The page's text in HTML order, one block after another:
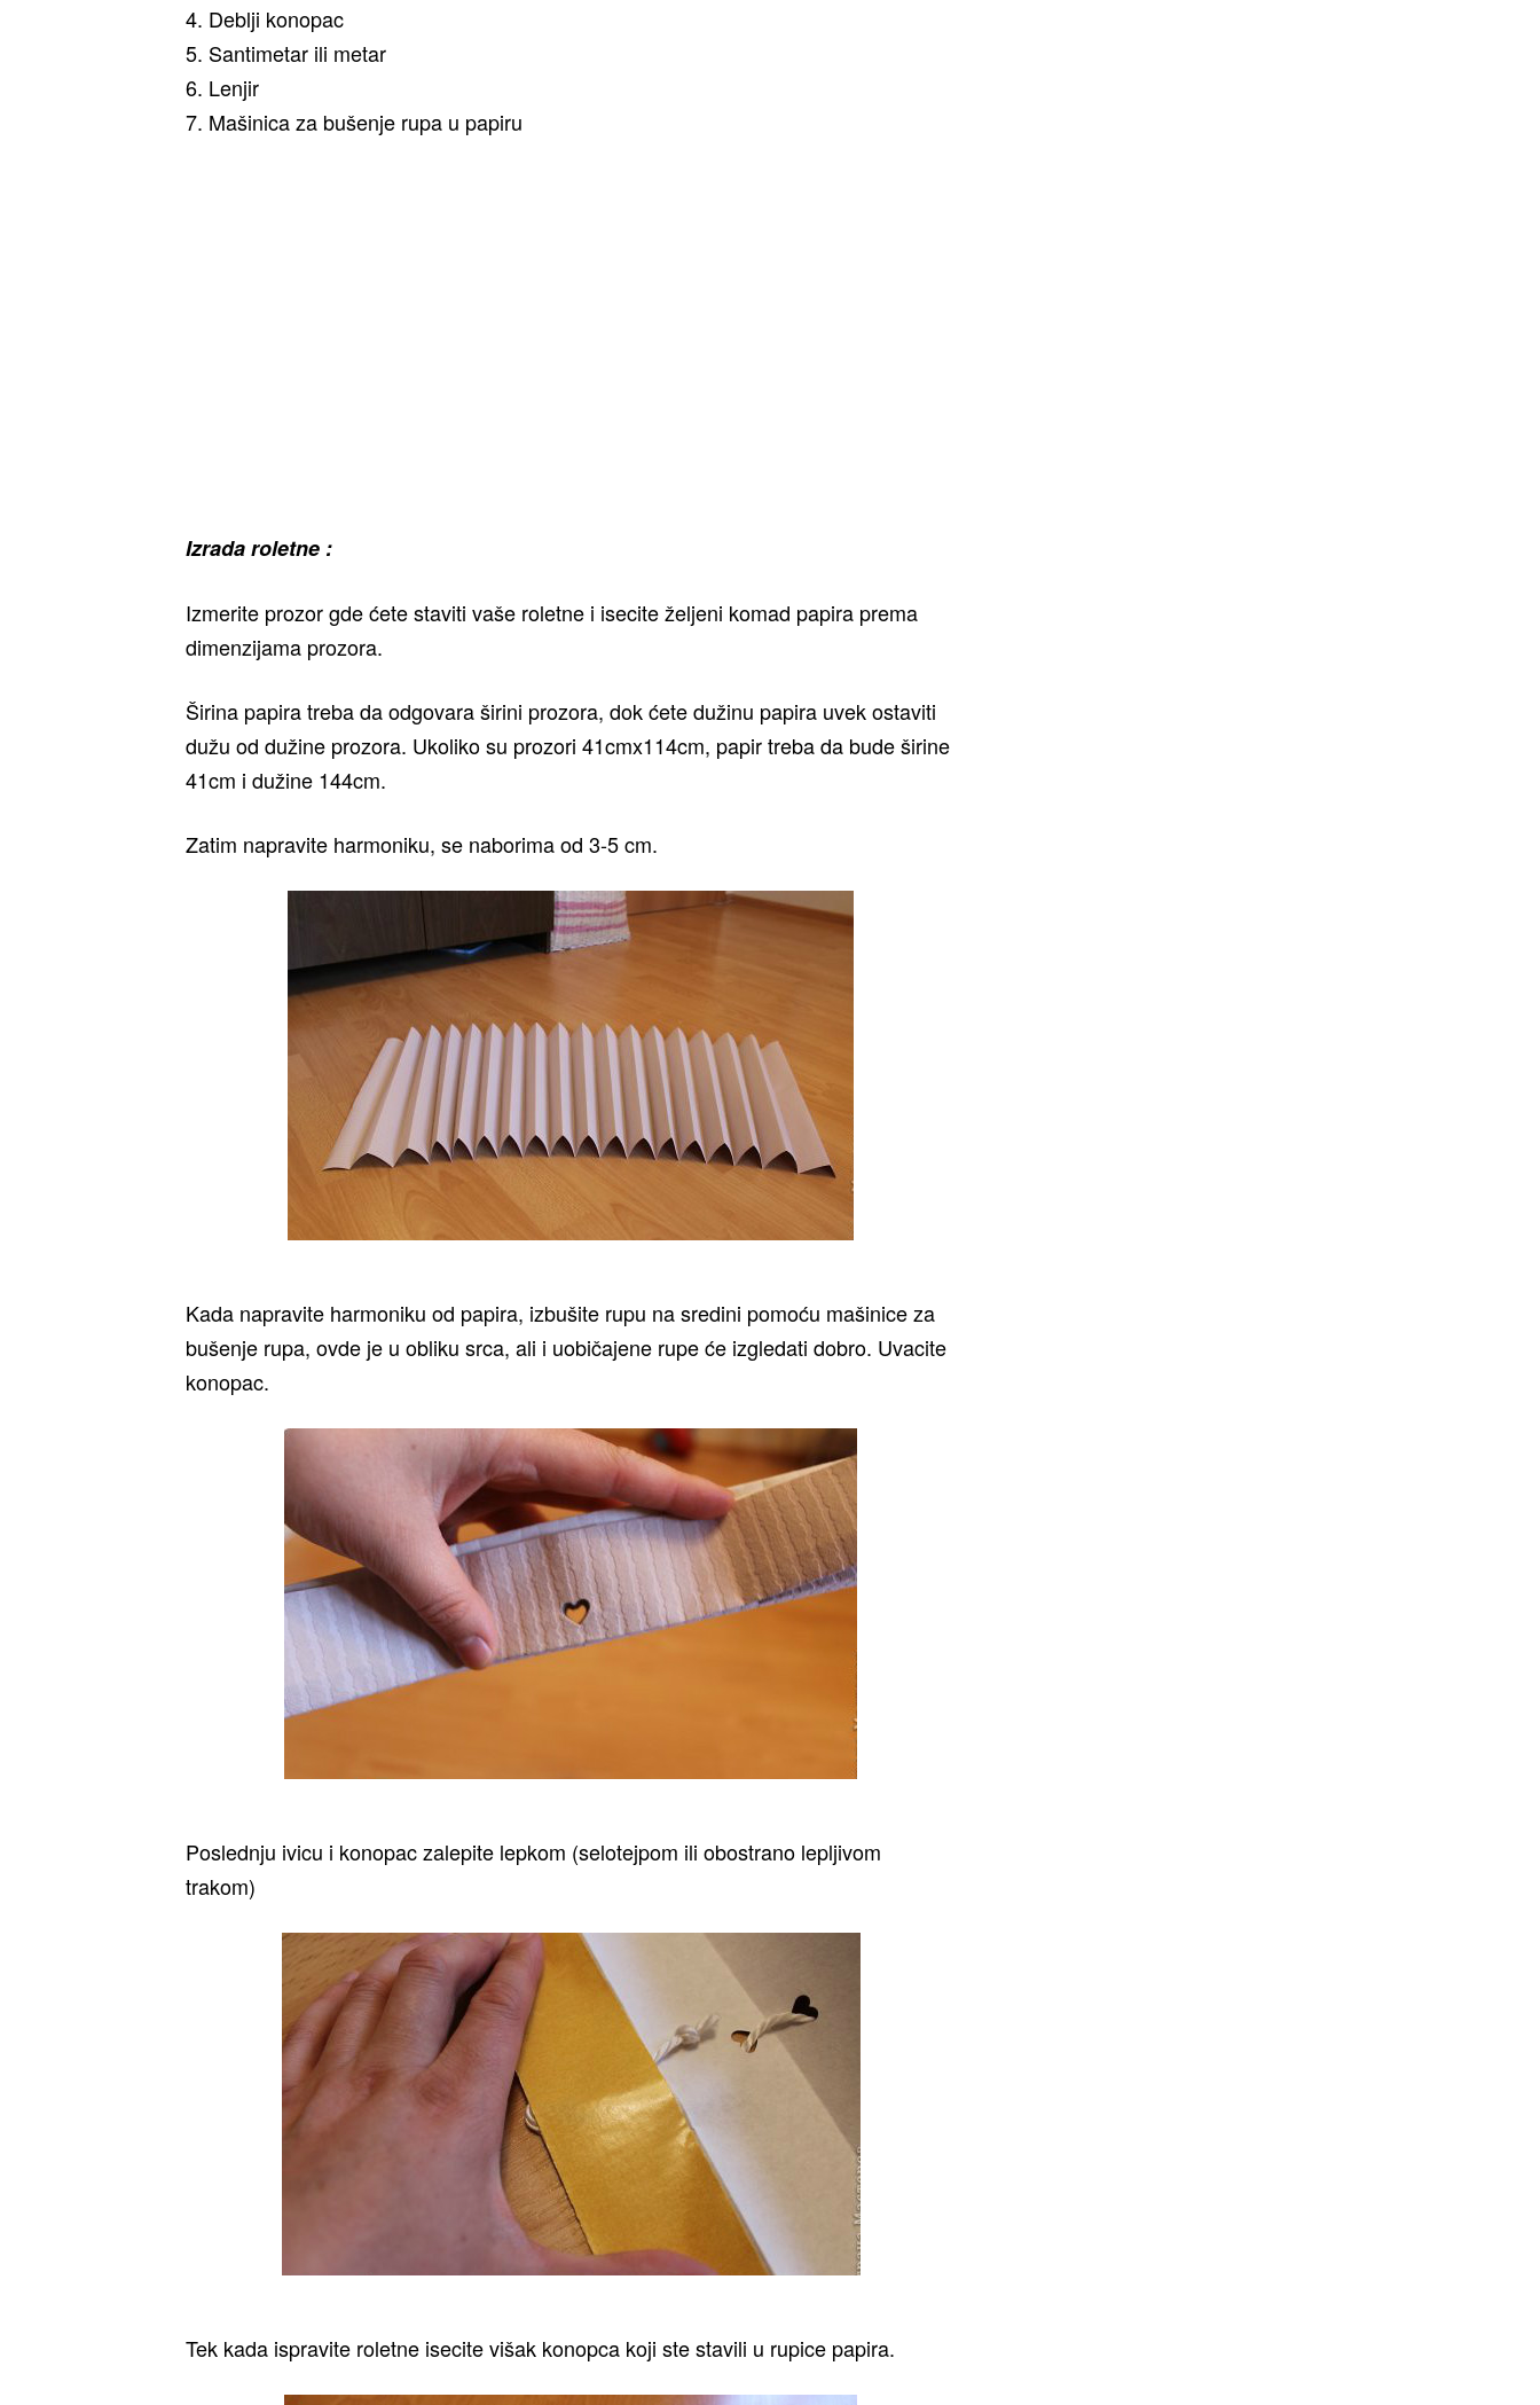
4. Deblji konopac
5. Santimetar ili metar
6. Lenjir
7. Mašinica za bušenje rupa u papiru
Izrada roletne :
Izmerite prozor gde ćete staviti vaše roletne i isecite željeni komad papira prema
dimenzijama prozora.
Širina papira treba da odgovara širini prozora, dok ćete dužinu papira uvek ostaviti
dužu od dužine prozora. Ukoliko su prozori 41cmx114cm, papir treba da bude širine
41cm i dužine 144cm.
Zatim napravite harmoniku, se naborima od 3-5 cm.
Kada napravite harmoniku od papira, izbušite rupu na sredini pomoću mašinice za
bušenje rupa, ovde je u obliku srca, ali i uobičajene rupe će izgledati dobro. Uvacite
konopac.
Poslednju ivicu i konopac zalepite lepkom (selotejpom ili obostrano lepljivom
trakom)
Tek kada ispravite roletne isecite višak konopca koji ste stavili u rupice papira.